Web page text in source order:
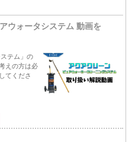
ウォータシステム 動画を
テム」の
えの方は必
てくださ